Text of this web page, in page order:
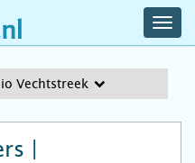
Vechtstreek
|